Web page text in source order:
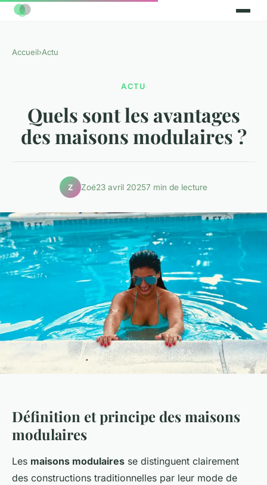
Accueil›Actu
ACTU
Quels sont les avantages
des maisons modulaires ?
Z Zoé23 avril 20257 min de lecture
Définition et principe des maisons
modulaires
Les maisons modulaires se distinguent clairement
des constructions traditionnelles par leur mode de